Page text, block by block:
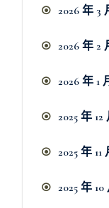
2026 年 3
2026 年 2
2026 年 1
2025 年 12
2025 年 11
2025 年 10